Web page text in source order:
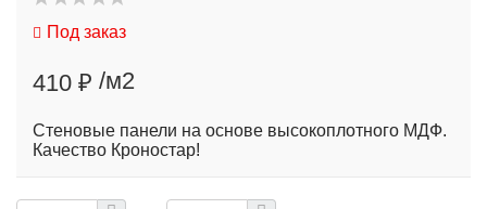
Под заказ
410 ₽ /м2
Стеновые панели на основе высокоплотного МДФ.
Качество Кроностар!